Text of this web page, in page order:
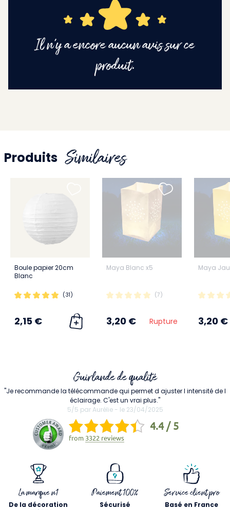
Il n'y a encore aucun avis sur ce
produit.
Produits Similaires
Boule papier 20cm
Blanc
(31)
2,15 €
Maya Blanc x5
(7)
3,20 € Rupture
Maya
3,20 €
La marque n1
De la décoration
Paiement 100%
Sécurisé
Service client pro
Basé en France
Guirlande de qualité
"Je recommande la télécommande qui permet d ajuster l intensité de l
éclairage. C'est un vrai plus."
5/5 par Aurélie - le 23/04/2025
4.4 / 5
from 3322 reviews